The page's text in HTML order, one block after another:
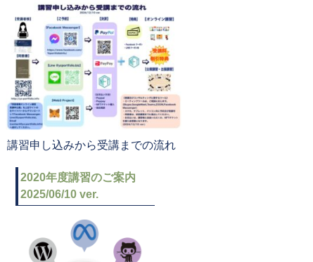
講習申し込みから受講までの流れ
2020年度講習のご案内
2025/06/10 ver.